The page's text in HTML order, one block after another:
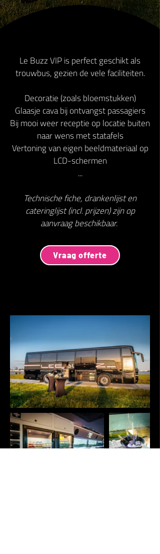
Le Buzz VIP is perfect geschikt als
trouwbus, gezien de vele faciliteiten.
Decoratie (zoals bloemstukken)
Glaasje cava bij ontvangst passagiers
Bij mooi weer receptie op locatie buiten
naar wens met statafels
Vertoning van eigen beeldmateriaal op
LCD-schermen
...
Technische fiche, drankenlijst en
cateringlijst (incl. prijzen) zijn op
aanvraag beschikbaar.
Vraag offerte